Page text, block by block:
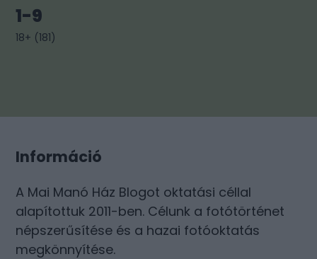
1-9
18+ (181)
Információ
A Mai Manó Ház Blogot oktatási céllal
alapítottuk 2011-ben. Célunk a fotótörténet
népszerűsítése és a hazai fotóoktatás
megkönnyítése.